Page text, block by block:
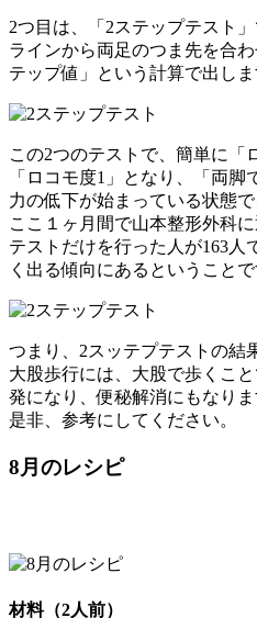
2つ目は、「2ステップテスト
ラインから両足のつま先を合
テップ値」という計算で出しま
この2つのテストで、簡単に「
「ロコモ度1」となり、「両
力の低下が始まっている状態
ここ１ヶ月間で山本整形外科
テストだけを行った人が163
く出る傾向にあるということで
つまり、2スッテプテストの結
大股歩行には、大股で歩くこ
発になり、便秘解消にもなり
是非、参考にしてください。
8月のレシピ
材料（2人前）